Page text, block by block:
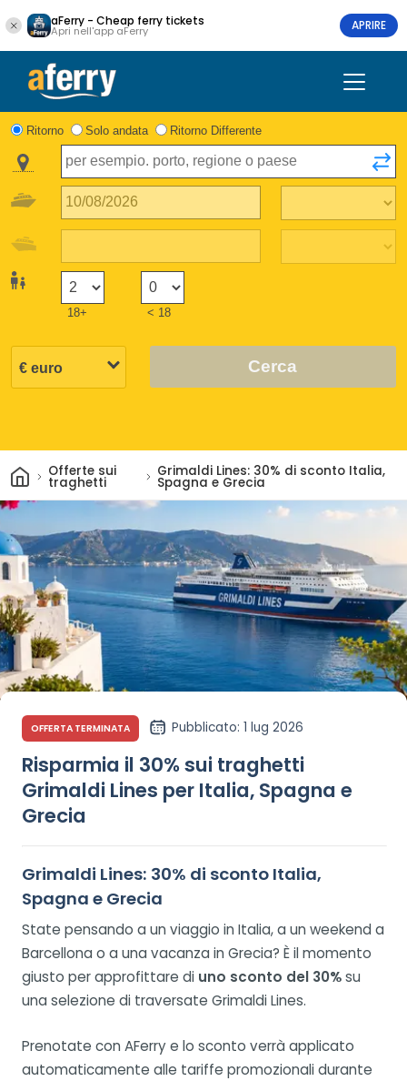
aFerry - Cheap ferry tickets
Apri nell'app aFerry APRIRE
Ritorno Solo andata Ritorno Differente
18+ < 18
Cerca
Casa
Offerte sui
traghetti
Grimaldi Lines: 30% di sconto Italia,
Spagna e Grecia
OFFERTA TERMINATA Pubblicato: 1 lug 2026
Risparmia il 30% sui traghetti
Grimaldi Lines per Italia, Spagna e
Grecia
Grimaldi Lines: 30% di sconto Italia,
Spagna e Grecia
State pensando a un viaggio in Italia, a un weekend a
Barcellona o a una vacanza in Grecia? È il momento
giusto per approfittare di uno sconto del 30%su
una selezione di traversate Grimaldi Lines.
Prenotate con AFerry e lo sconto verrà applicato
automaticamente alle tariffe promozionali durante